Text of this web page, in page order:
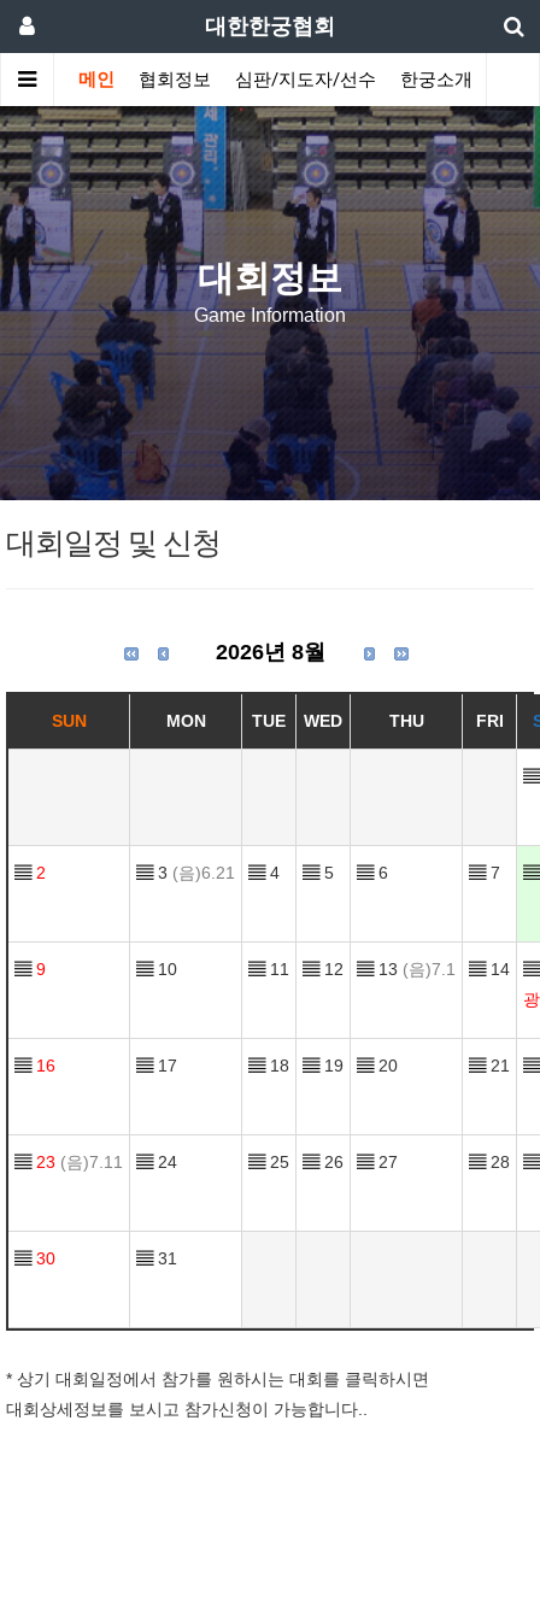
대한한궁협회
메인 협회정보 심판/지도자/선수 한궁소개
대회정보
Game Information
대회일정 및 신청
2026년 8월
SUN MON TUE WED THU FRI
▤
▤ 2 ▤ 3 (음)6.21 ▤ 4 ▤ 5 ▤ 6 ▤ 7 ▤
▤ 9 ▤ 10 ▤ 11 ▤ 12 ▤ 13 (음)7.1 ▤ 14
▤
▤ 16 ▤ 17 ▤ 18 ▤ 19 ▤ 20 ▤ 21 ▤
▤ 23 (음)7.11 ▤ 24 ▤ 25 ▤ 26 ▤ 27 ▤ 28 ▤
▤ 30 ▤ 31
* 상기 대회일정에서 참가를 원하시는 대회를 클릭하시면
대회상세정보를 보시고 참가신청이 가능합니다..